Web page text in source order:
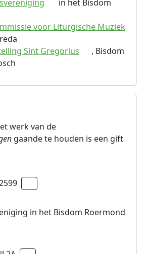
in het Bisdom
voor Liturgische Muziek
Sint Gregorius (extern)
, Bisdom
werk van de
gaande te houden is een gift
in het Bisdom Roermond